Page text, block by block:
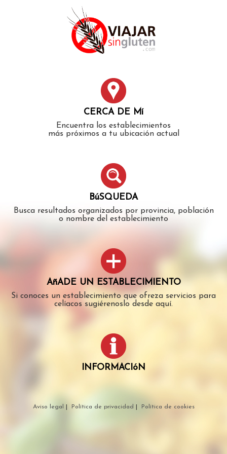
CERCA DE Mí
Encuentra los establecimientos
más próximos a tu ubicación actual
BúSQUEDA
Busca resultados organizados por provincia, población
o nombre del establecimiento
AñADE UN ESTABLECIMIENTO
Si conoces un establecimiento que ofreza servicios para
celíacos sugiérenoslo desde aquí.
INFORMACIóN
Aviso legal Política de privacidad Política de cookies
authorized to show the cookie declaration for domain group
ID 546ddaab-b478-4440-aa8a-3b0205284212. Please add it to
the domain group in the Cookiebot Manager to authorize